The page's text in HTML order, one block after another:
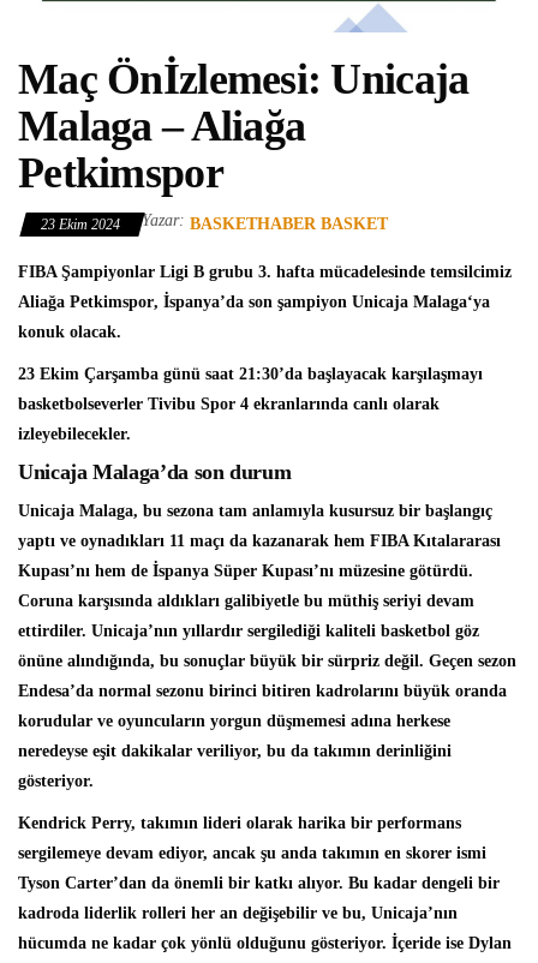
Maç Önİzlemesi: Unicaja
Malaga – Aliağa
Petkimspor
23 Ekim 2024 Yazar: BASKETHABER BASKET
FIBA Şampiyonlar Ligi B grubu 3. hafta mücadelesinde temsilcimiz
Aliağa Petkimspor, İspanya’da son şampiyon Unicaja Malaga‘ya
konuk olacak.
23 Ekim Çarşamba günü saat 21:30’da başlayacak karşılaşmayı
basketbolseverler Tivibu Spor 4 ekranlarında canlı olarak
izleyebilecekler.
Unicaja Malaga’da son durum
Unicaja Malaga, bu sezona tam anlamıyla kusursuz bir başlangıç
yaptı ve oynadıkları 11 maçı da kazanarak hem FIBA Kıtalararası
Kupası’nı hem de İspanya Süper Kupası’nı müzesine götürdü.
Coruna karşısında aldıkları galibiyetle bu müthiş seriyi devam
ettirdiler. Unicaja’nın yıllardır sergilediği kaliteli basketbol göz
önüne alındığında, bu sonuçlar büyük bir sürpriz değil. Geçen sezon
Endesa’da normal sezonu birinci bitiren kadrolarını büyük oranda
korudular ve oyuncuların yorgun düşmemesi adına herkese
neredeyse eşit dakikalar veriliyor, bu da takımın derinliğini
gösteriyor.
Kendrick Perry, takımın lideri olarak harika bir performans
sergilemeye devam ediyor, ancak şu anda takımın en skorer ismi
Tyson Carter’dan da önemli bir katkı alıyor. Bu kadar dengeli bir
kadroda liderlik rolleri her an değişebilir ve bu, Unicaja’nın
hücumda ne kadar çok yönlü olduğunu gösteriyor. İçeride ise Dylan